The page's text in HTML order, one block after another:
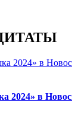
2024» в